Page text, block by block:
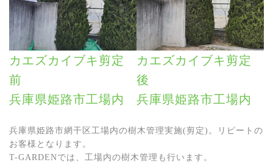
カエズカイブキ剪定
前
兵庫県姫路市工場内
カエズカイブキ剪定
後
兵庫県姫路市工場内
兵庫県姫路市網干区工場内の樹木管理実施(剪定)。リピートの
お客様となります。
T-GARDENでは、工場内の樹木管理も行います。